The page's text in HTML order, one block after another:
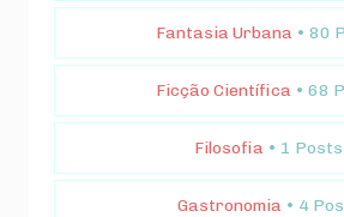
Fantasia Urbana • 80
Ficção Científica • 68
Filosofia • 1 Posts
Gastronomia • 4